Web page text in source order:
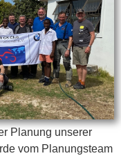
Planung unserer
vom Planungsteam